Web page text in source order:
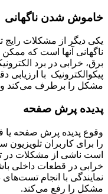
خاموش شدن ناگهانی
یکی دیگر از مشکلات
ناگهانی آنها است که
برق، خرابی در برد
پیکوالکترونیک با ارزیابی
مشکل را برطرف می‌کند و
پدیده پرش صفحه
وقوع پدیده پرش صفحه یا
را برای کاربران
است ناشی از مشکلات در
خرابی در قطعات داخلی
نمایندگی با انجام
مشکل را رفع می‌کند.